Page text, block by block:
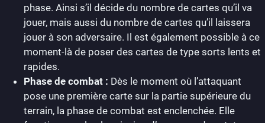
phase. Ainsi s’il décide du nombre de cartes qu’il va
jouer, mais aussi du nombre de cartes qu’il laissera
jouer à son adversaire. Il est également possible à ce
moment-là de poser des cartes de type sorts lents et
rapides.
Phase de combat : Dès le moment où l’attaquant
pose une première carte sur la partie supérieure du
terrain, la phase de combat est enclenchée. Elle